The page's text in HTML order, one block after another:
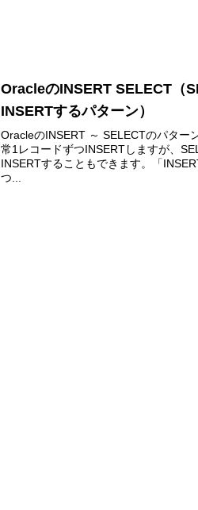
OracleのINSERT SELECT（
INSERTするパターン）
OracleのINSERT ～ SELECTのパター
常1レコードずつINSERTしますが、
INSERTすることもできます。「
つ...